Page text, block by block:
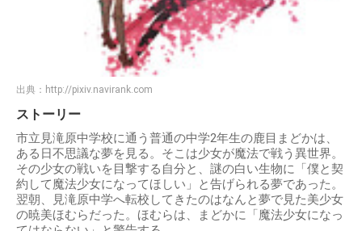
出典： http://pixiv.navirank.com
ストーリー
市立見滝原中学校に通う普通の中学2年生の鹿目まどかは、
ある日不思議な夢を見る。そこは少女が魔法で戦う異世界。
その少女の戦いを目撃する自分と、謎の白い生物に「僕と契
約して魔法少女になってほしい」と告げられる夢であった。
翌朝、見滝原中学へ転校してきたのはなんと夢で見た美少女
の暁美ほむらだった。ほむらは、まどかに「魔法少女になっ